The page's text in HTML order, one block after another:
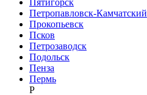
Пятигорск
Петропавловск-Камчатский
Прокопьевск
Псков
Петрозаводск
Подольск
Пенза
Пермь
Р